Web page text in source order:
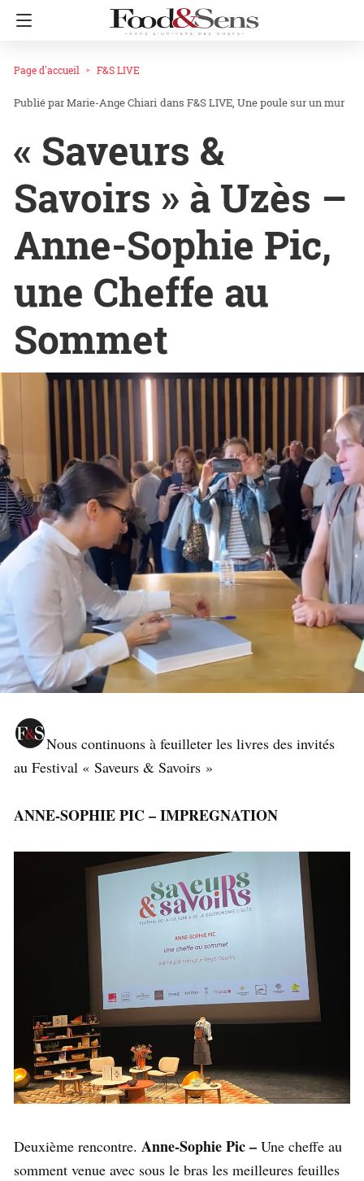
Page d'accueil F&S LIVE
Marie-Ange Chiari dans F&S LIVE Une poule sur un mur
« Saveurs &
Savoirs » à Uzès –
Anne-Sophie Pic,
une Cheffe au
Sommet
Nous continuons à feuilleter les livres des invités
au Festival « Saveurs & Savoirs »
ANNE-SOPHIE PIC – IMPREGNATION
Deuxième rencontre. Anne-Sophie Pic – Une cheffe au
somment venue avec sous le bras les meilleures feuilles